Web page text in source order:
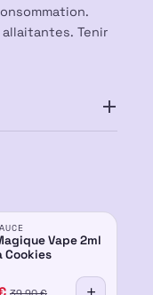
Tenir
Vape 2ml
Cookies